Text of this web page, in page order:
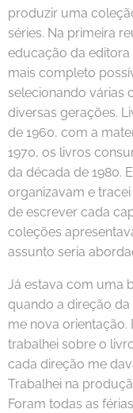
produzir uma
séries. Na primeira
educação da
mais completo
selecionando várias
diversas gerações.
de 1960, com a
1970, os livros
da década de 1980.
organizavam e
de escrever cada
coleções
assunto seria
Já estava com uma
quando a direção
me nova
trabalhei sobre o
cada direção me
Trabalhei na
Foram todas as